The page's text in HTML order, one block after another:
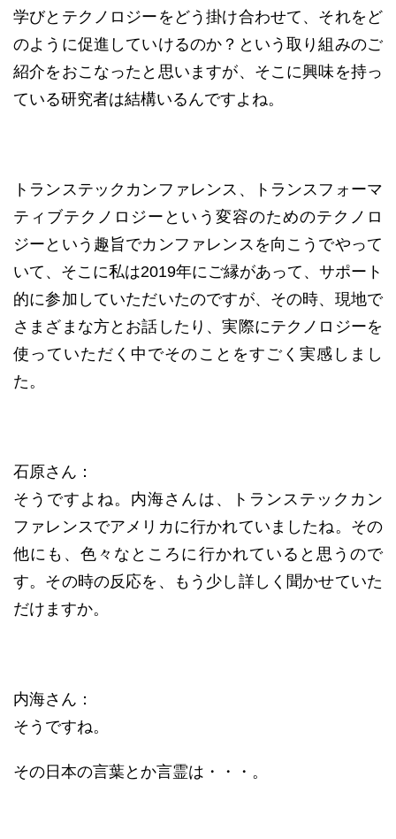
学びとテクノロジーをどう掛け合わせて、それをど
のように促進していけるのか？という取り組みのご
紹介をおこなったと思いますが、そこに興味を持っ
ている研究者は結構いるんですよね。
トランステックカンファレンス、トランスフォーマ
ティブテクノロジーという変容のためのテクノロ
ジーという趣旨でカンファレンスを向こうでやって
いて、そこに私は2019年にご縁があって、サポート
的に参加していただいたのですが、その時、現地で
さまざまな方とお話したり、実際にテクノロジーを
使っていただく中でそのことをすごく実感しまし
た。
石原さん：
そうですよね。内海さんは、トランステックカン
ファレンスでアメリカに行かれていましたね。その
他にも、色々なところに行かれていると思うので
す。その時の反応を、もう少し詳しく聞かせていた
だけますか。
内海さん：
そうですね。
その日本の言葉とか言霊は・・・。